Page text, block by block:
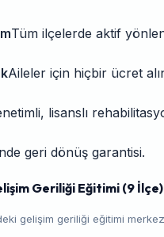
Tüm ilçelerde aktif
Aileler için hiçbir ücret
lisanslı
geri dönüş garantisi.
Geriliği Eğitimi (9 İlçe)
gelişim geriliği eğitimi